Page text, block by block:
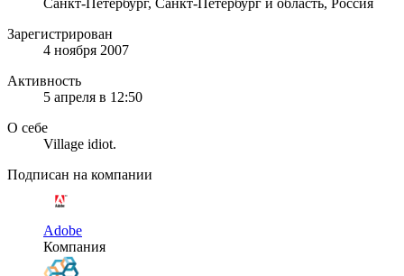
Санкт-Петербург, Санкт-Петербург и область, Россия
Зарегистрирован
4 ноября 2007
Активность
5 апреля в 12:50
О себе
Village idiot.
Подписан на компании
Adobe
Компания